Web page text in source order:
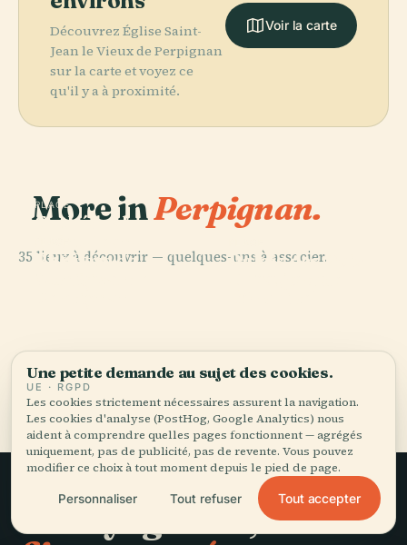
Découvrez Église Saint-
Jean le Vieux de Perpignan
sur la carte et voyez ce
qu'il y a à proximité.
Voir la carte
More inPerpignan.
35 lieux à découvrir — quelques-uns à associer.
PLACE
Cathédrale
Baptiste de
Palais des Rois
Théâtre
PLACE
Tous les 35 lieux de Perpignan
Le voyage lent,
Une petite demande au sujet des cookies.
UE · RGPD
Les cookies strictement nécessaires assurent la navigation.
Les cookies d'analyse (PostHog, Google Analytics) nous
aident à comprendre quelles pages fonctionnent — agrégés
uniquement, pas de publicité, pas de revente. Vous pouvez
modifier ce choix à tout moment depuis le pied de page.
Personnaliser Tout refuser Tout accepter